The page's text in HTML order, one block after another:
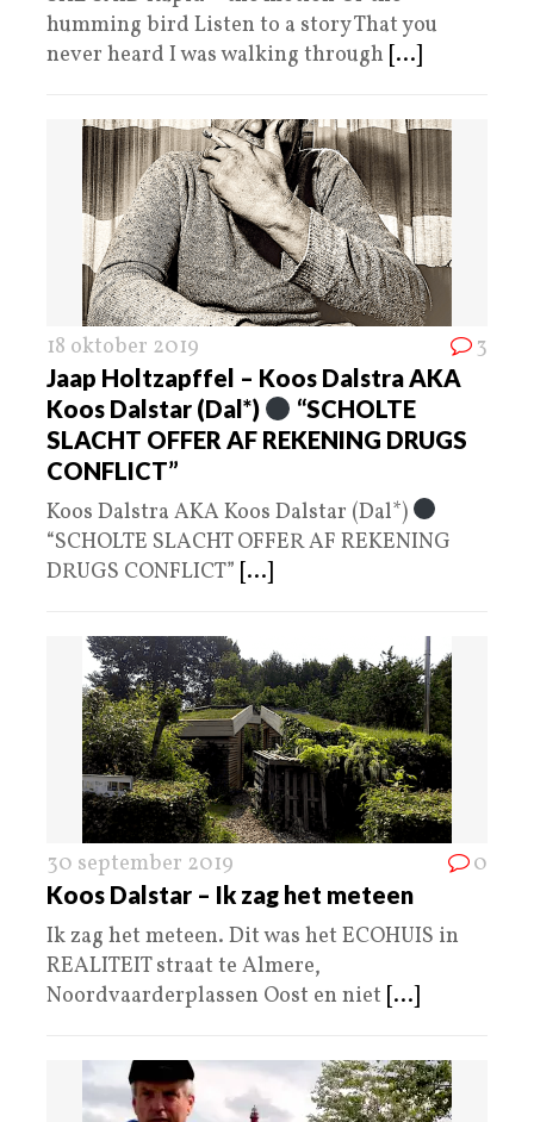
humming bird Listen to a story That you
never heard I was walking through [...]
18 oktober 2019 3
Jaap Holtzapffel – Koos Dalstra AKA
Koos Dalstar (Dal*)
“SCHOLTE
SLACHT OFFER AF REKENING DRUGS
CONFLICT”
Koos Dalstra AKA Koos Dalstar (Dal*)
“SCHOLTE SLACHT OFFER AF REKENING
DRUGS CONFLICT” [...]
30 september 2019 0
Koos Dalstar – Ik zag het meteen
Ik zag het meteen. Dit was het ECOHUIS in
REALITEIT straat te Almere,
Noordvaarderplassen Oost en niet [...]